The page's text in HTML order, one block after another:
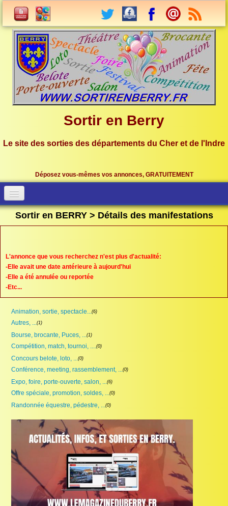
Sortir en Berry
Le site des sorties des départements du Cher et de l'Indre
Déposez vous-mêmes vos annonces, GRATUITEMENT
Accueil
Sites à visiter
Recherche
Connection
Sortir en BERRY > Détails des manifestations
L'annonce que vous recherchez n'est plus d'actualité:
-Elle avait une date antérieure à aujourd'hui
-Elle a été annulée ou reportée
-Etc...
Animation, sortie, spectacle...(6)
Autres, ...(1)
Bourse, brocante, Puces, ...(1)
Compétition, match, tournoi, ....(0)
Concours belote, loto, ...(0)
Conférence, meeting, rassemblement, ...(0)
Expo, foire, porte-ouverte, salon, ...(6)
Offre spéciale, promotion, soldes, ...(0)
Randonnée équestre, pédestre, ...(0)